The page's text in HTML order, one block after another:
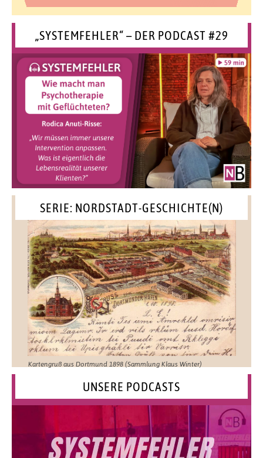
„SYSTEMFEHLER“ – DER PODCAST #29
SERIE: NORDSTADT-GESCHICHTE(N)
Kartengruß aus Dortmund 1898 (Sammlung Klaus Winter)
UNSERE PODCASTS